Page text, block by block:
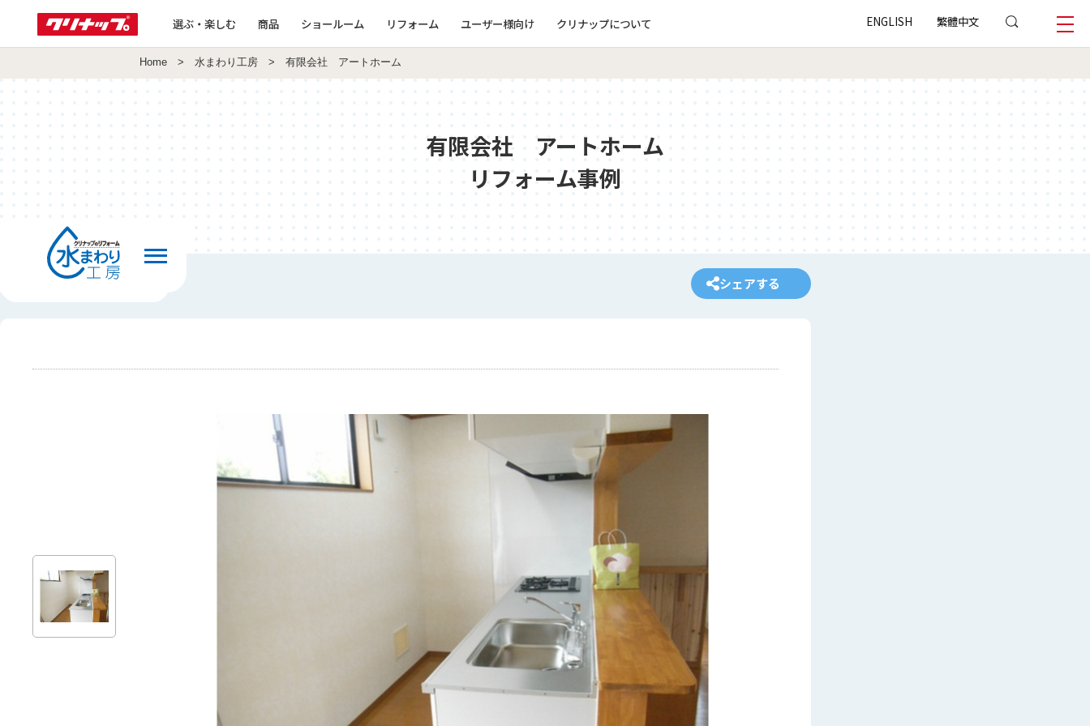
選ぶ・楽しむ 商品 ショールーム リフォーム ユーザー様向け クリナップについて ENGLISH 繁體中文
Home > 水まわり工房 > 有限会社 アートホーム
有限会社 アートホーム
リフォーム事例
前の画面へ戻る シェアする